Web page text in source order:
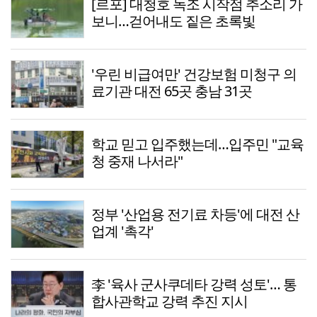
[르포] 대청호 녹조 시작점 추소리 가
보니…걷어내도 짙은 초록빛
'우린 비급여만' 건강보험 미청구 의
료기관 대전 65곳 충남 31곳
학교 믿고 입주했는데…입주민 "교육
청 중재 나서라"
정부 '산업용 전기료 차등'에 대전 산
업계 '촉각'
李 '육사 군사쿠데타 강력 성토'… 통
합사관학교 강력 추진 지시